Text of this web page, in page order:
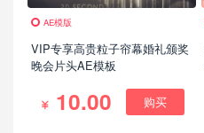
AE模版
VIP专享高贵粒子帘幕婚礼颁奖
晚会片头AE模板
10.00 购买